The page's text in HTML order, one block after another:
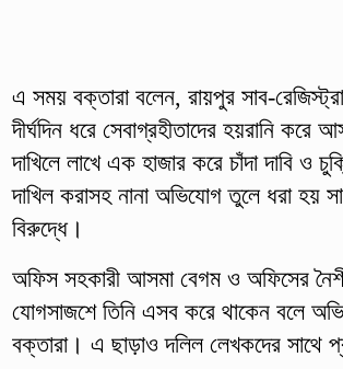
এ সময় বক্তারা বলেন, রায়পুর সাব-
দীর্ঘদিন ধরে সেবাগ্রহীতাদের হয়রানি
দাখিলে লাখে এক হাজার করে চাঁদা দাবি ও
দাখিল করাসহ নানা অভিযোগ তুলে ধরা হয়
বিরুদ্ধে।
অফিস সহকারী আসমা বেগম ও অফিসের
যোগসাজশে তিনি এসব করে থাকেন বলে
বক্তারা। এ ছাড়াও দলিল লেখকদের সাথে